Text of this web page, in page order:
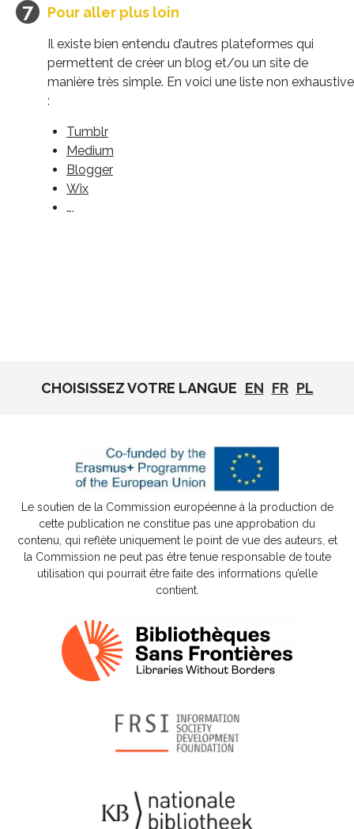
Pour aller plus loin
Il existe bien entendu d’autres plateformes qui
permettent de créer un blog et/ou un site de
manière très simple. En voici une liste non exhaustive
:
Tumblr
Medium
Blogger
Wix
….
CHOISISSEZ VOTRE LANGUE EN FR PL
Le soutien de la Commission européenne à la production de
cette publication ne constitue pas une approbation du
contenu, qui reflète uniquement le point de vue des auteurs, et
la Commission ne peut pas être tenue responsable de toute
utilisation qui pourrait être faite des informations qu’elle
contient.